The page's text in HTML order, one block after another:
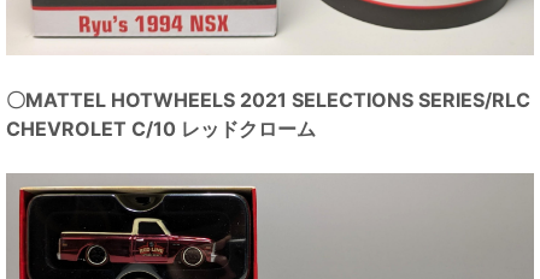
〇MATTEL HOTWHEELS 2021 SELECTIONS SERIES/RLC
CHEVROLET C/10 レッドクローム